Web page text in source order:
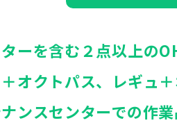
ーを含む２点以上の
オクトパス、レギュ＋
ンスセンターでの作